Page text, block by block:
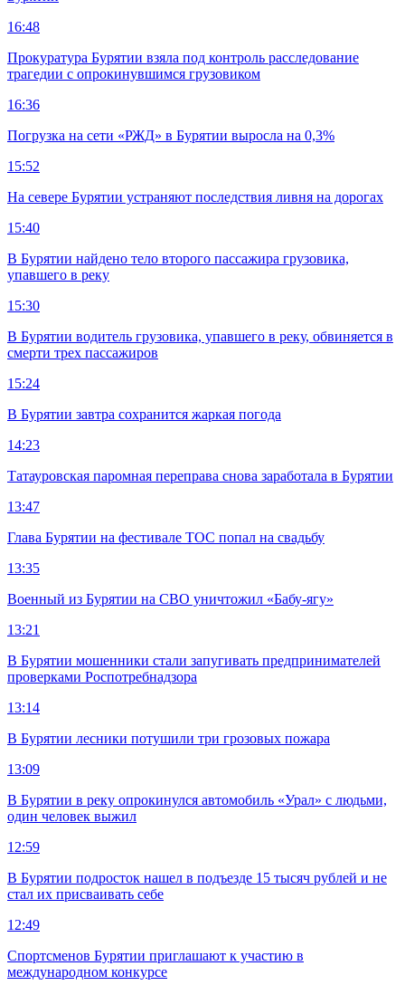
16:48
Прокуратура Бурятии взяла под контроль расследование
трагедии с опрокинувшимся грузовиком
16:36
Погрузка на сети «РЖД» в Бурятии выросла на 0,3%
15:52
На севере Бурятии устраняют последствия ливня на дорогах
15:40
В Бурятии найдено тело второго пассажира грузовика,
упавшего в реку
15:30
В Бурятии водитель грузовика, упавшего в реку, обвиняется в
смерти трех пассажиров
15:24
В Бурятии завтра сохранится жаркая погода
14:23
Татауровская паромная переправа снова заработала в Бурятии
13:47
Глава Бурятии на фестивале ТОС попал на свадьбу
13:35
Военный из Бурятии на СВО уничтожил «Бабу-ягу»
13:21
В Бурятии мошенники стали запугивать предпринимателей
проверками Роспотребнадзора
13:14
В Бурятии лесники потушили три грозовых пожара
13:09
В Бурятии в реку опрокинулся автомобиль «Урал» с людьми,
один человек выжил
12:59
В Бурятии подросток нашел в подъезде 15 тысяч рублей и не
стал их присваивать себе
12:49
Спортсменов Бурятии приглашают к участию в
международном конкурсе